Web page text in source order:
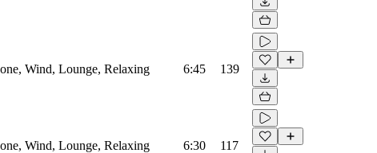
Wind, Lounge, Relaxing 6:45 139
Wind, Lounge, Relaxing 6:30 117